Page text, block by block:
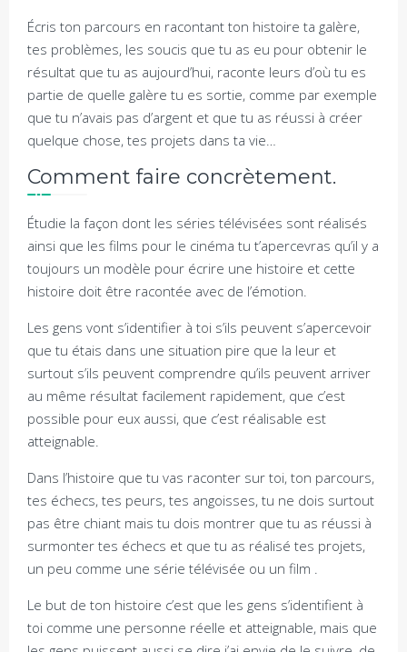
Écris ton parcours en racontant ton histoire ta galère,
tes problèmes, les soucis que tu as eu pour obtenir le
résultat que tu as aujourd’hui, raconte leurs d’où tu es
partie de quelle galère tu es sortie, comme par exemple
que tu n’avais pas d’argent et que tu as réussi à créer
quelque chose, tes projets dans ta vie…
Comment faire concrètement.
Étudie la façon dont les séries télévisées sont réalisés
ainsi que les films pour le cinéma tu t’apercevras qu’il y a
toujours un modèle pour écrire une histoire et cette
histoire doit être racontée avec de l’émotion.
Les gens vont s’identifier à toi s’ils peuvent s’apercevoir
que tu étais dans une situation pire que la leur et
surtout s’ils peuvent comprendre qu’ils peuvent arriver
au même résultat facilement rapidement, que c’est
possible pour eux aussi, que c’est réalisable est
atteignable.
Dans l’histoire que tu vas raconter sur toi, ton parcours,
tes échecs, tes peurs, tes angoisses, tu ne dois surtout
pas être chiant mais tu dois montrer que tu as réussi à
surmonter tes échecs et que tu as réalisé tes projets,
un peu comme une série télévisée ou un film .
Le but de ton histoire c’est que les gens s’identifient à
toi comme une personne réelle et atteignable, mais que